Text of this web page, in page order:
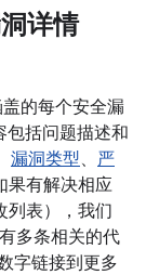
详情
的每个安全漏
包括问题描述和
漏洞类型、 严
果有解决相应
列表），我们
多条相关的代
字链接到更多